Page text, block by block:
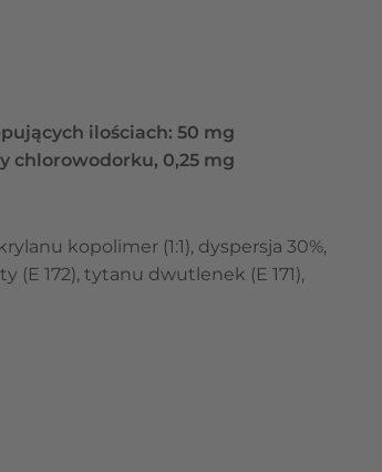
ilościach: 50 mg
chlorowodorku, 0,25 mg
kopolimer (1:1), dyspersja 30%,
(E 172), tytanu dwutlenek (E 171),